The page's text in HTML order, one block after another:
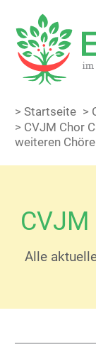
> Startseite >
> CVJM Chor
weiteren
Alle